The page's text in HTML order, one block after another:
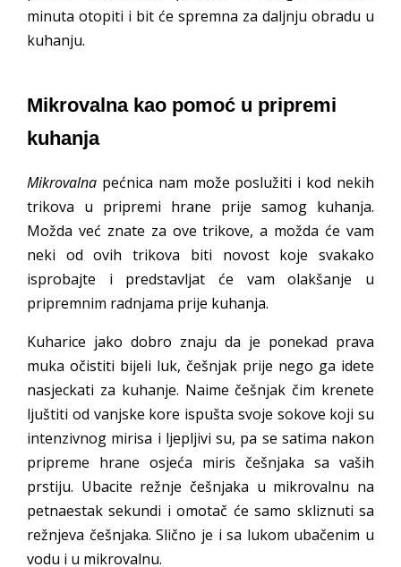
minuta otopiti i bit će spremna za daljnju obradu u
kuhanju.
Mikrovalna kao pomoć u pripremi
kuhanja
Mikrovalna pećnica nam može poslužiti i kod nekih
trikova u pripremi hrane prije samog kuhanja.
Možda već znate za ove trikove, a možda će vam
neki od ovih trikova biti novost koje svakako
isprobajte i predstavljat će vam olakšanje u
pripremnim radnjama prije kuhanja.
Kuharice jako dobro znaju da je ponekad prava
muka očistiti bijeli luk, češnjak prije nego ga idete
nasjeckati za kuhanje. Naime češnjak čim krenete
ljuštiti od vanjske kore ispušta svoje sokove koji su
intenzivnog mirisa i ljepljivi su, pa se satima nakon
pripreme hrane osjeća miris češnjaka sa vaših
prstiju. Ubacite režnje češnjaka u mikrovalnu na
petnaestak sekundi i omotač će samo skliznuti sa
režnjeva češnjaka. Slično je i sa lukom ubačenim u
vodu i u mikrovalnu.